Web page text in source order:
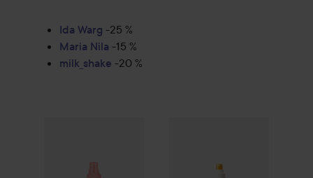
Ida Warg -25 %
Maria Nila -15 %
milk_shake -20 %